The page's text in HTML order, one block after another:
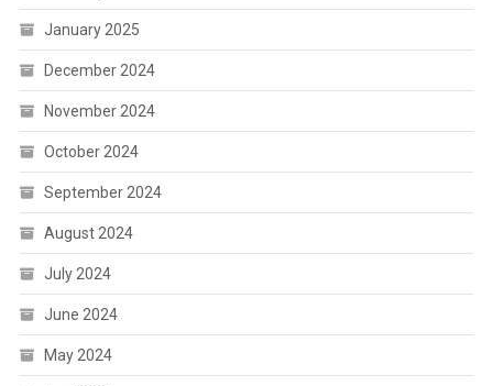
January 2025
December 2024
November 2024
October 2024
September 2024
August 2024
July 2024
June 2024
May 2024